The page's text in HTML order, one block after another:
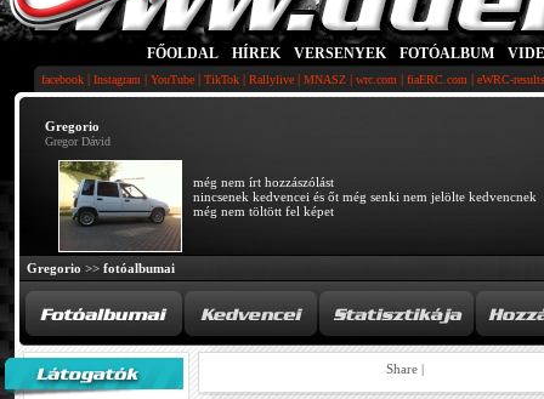
FŐOLDAL HÍREK VERSENYEK FOTÓALBUM
facebook | Instagram | YouTube | TikTok | Rallylive | MNASZ | wrc.com | fiaERC.com | eWRC-
Gregorio
Gregor Dávid
még nem írt hozzászólást
nincsenek kedvencei és őt még senki nem jelölte kedvencnek
még nem töltött fel képet
Gregorio >> fotóalbumai
Share |